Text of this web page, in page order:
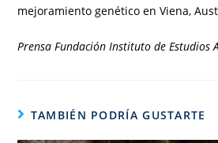
mejoramiento genético en Viena,
Prensa Fundación Instituto de Estudios
TAMBIÉN PODRÍA GUSTARTE